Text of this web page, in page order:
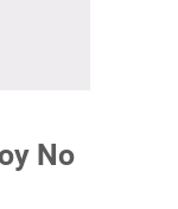
No